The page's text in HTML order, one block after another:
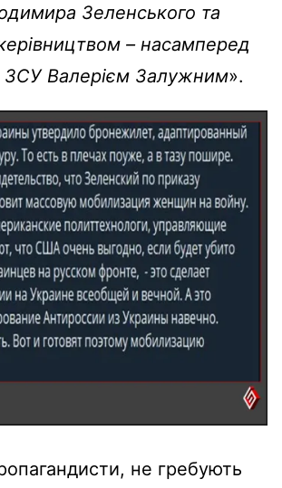
Зеленського та
– насамперед
ЗСУ Валерієм Залужним».
не гребують